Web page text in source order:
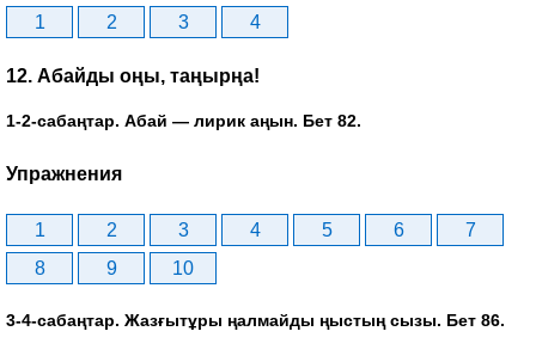
1 2 3 4
12. Абайды оңы, таңырңа!
1-2-сабаңтар. Абай — лирик аңын. Бет 82.
Упражнения
1 2 3 4 5 6
7
8
9 10
3-4-сабаңтар. Жазғытұры ңалмайды ңыстың сызы. Бет 86.